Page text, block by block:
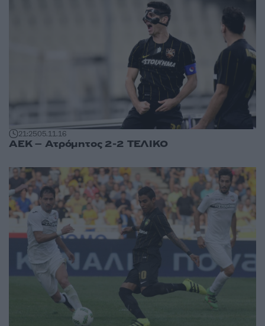
21:2505.11.16
ΑΕΚ – Ατρόμητος 2-2 ΤΕΛΙΚΟ